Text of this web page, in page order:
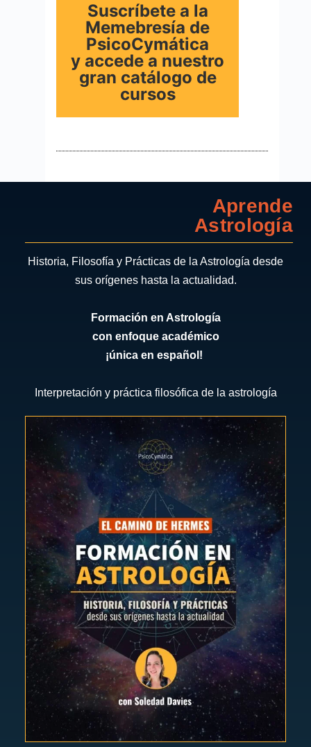
Suscríbete a la
Memebresía de
PsicoCymática
y accede a nuestro
gran catálogo de
cursos
Aprende
Astrología
Historia, Filosofía y Prácticas de la Astrología desde
sus orígenes hasta la actualidad.
Formación en Astrología
con enfoque académico
¡única en español!
Interpretación y práctica filosófica de la astrología